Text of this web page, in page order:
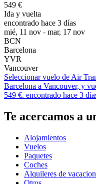
549 €
Ida y vuelta
encontrado hace 3 días
mié, 11 nov - mar, 17 nov
BCN
Barcelona
YVR
Vancouver
Seleccionar vuelo de Air
Barcelona a Vancouver, y
549 €. encontrado hace 3
Te acercamos a
Alojamientos
Vuelos
Paquetes
Coches
Alquileres de